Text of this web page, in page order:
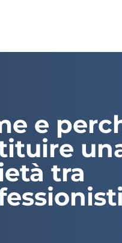
e
tra